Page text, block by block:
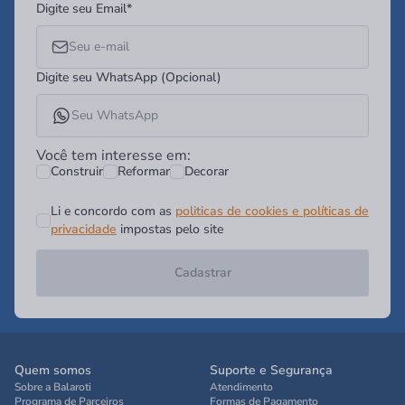
Digite seu Email*
Digite seu WhatsApp (Opcional)
Você tem interesse em:
Construir Reformar Decorar
Li e concordo com as politicas de cookies e políticas de
privacidade impostas pelo site
Cadastrar
Quem somos
Sobre a Balaroti
Programa de Parceiros
Suporte e Segurança
Atendimento
Formas de Pagamento